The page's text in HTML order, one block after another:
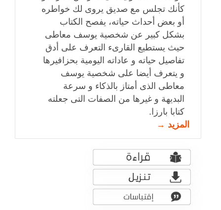
كأنك تجلس مع صديق يروى لك خواطره
أو بعض أحداث حياته، يفصح الكتاب
بشكل كبير عن شخصية يوسف معاطى
حيث يستطيع القارىء التعرف على أدق
تفاصيل حياته و عاداته اليومية بحزافيرها
و يتعرف أيضا على شخصية يوسف
معاطى الذى أمتاز بالذكاء و سرعة
البديهة و غيرها من الصفات التى جعلته
كتابا بارزا.
المزيد →